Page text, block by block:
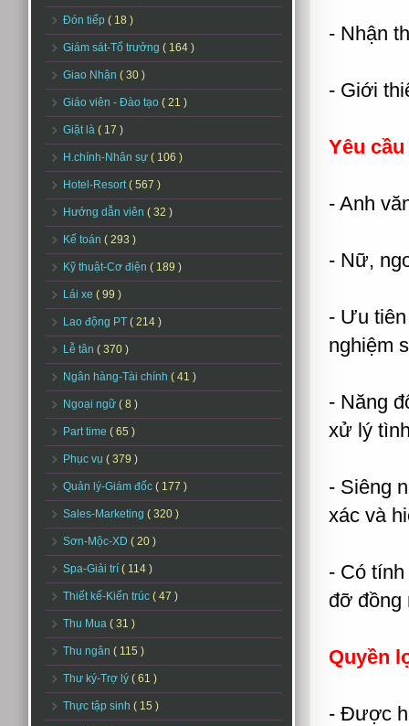
Đón tiếp ( 18 )
Giám sát-Tổ trưởng ( 164 )
Giao Nhận ( 30 )
Giáo viên - Đào tạo ( 21 )
Giặt là ( 17 )
H.chính-Nhân sự ( 106 )
Hotel-Resort( 567 )
Hướng dẫn viên ( 32 )
Kế toán ( 293 )
Kỹ thuật-Cơ điện ( 189 )
Lái xe ( 99 )
Lao động PT ( 214 )
Lễ tân ( 370 )
Ngân hàng-Tài chính ( 41 )
Ngoại ngữ ( 8 )
Part time ( 65 )
Phục vụ ( 379 )
Quản lý-Giám đốc ( 177 )
Sales-Marketing ( 320 )
Sơn-Mộc-XD ( 20 )
Spa-Giải trí ( 114 )
Thiết kế-Kiến trúc ( 47 )
Thu Mua ( 31 )
Thu ngân ( 115 )
Thư ký-Trợ lý ( 61 )
Thực tập sinh ( 15 )
- Nhận
- Giới
Yêu
- Anh
- Nữ,
- Ưu
nghiệm
- Năng
xử lý
- Siêng
xác và
- Có
đỡ đồng
Quyền
- Được